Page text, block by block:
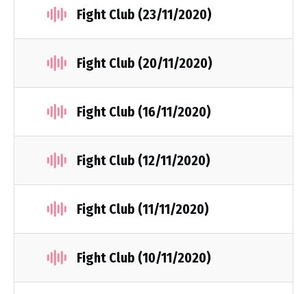
Fight Club (23/11/2020)
Fight Club (20/11/2020)
Fight Club (16/11/2020)
Fight Club (12/11/2020)
Fight Club (11/11/2020)
Fight Club (10/11/2020)